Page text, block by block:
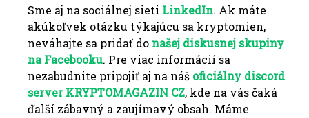
Sme aj na sociálnej sieti LinkedIn. Ak máte
akúkoľvek otázku týkajúcu sa kryptomien,
neváhajte sa pridať do našej diskusnej skupiny
na Facebooku. Pre viac informácií sa
nezabudnite pripojiť aj na náš oficiálny discord
server KRYPTOMAGAZIN CZ, kde na vás čaká
ďalší zábavný a zaujímavý obsah. Máme